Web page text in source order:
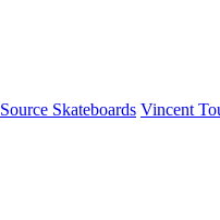
Source Skateboards Vincent